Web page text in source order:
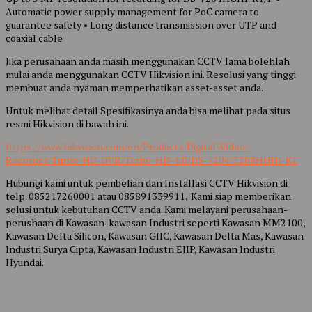
Automatic power supply management for PoC camera to
guarantee safety • Long distance transmission over UTP and
coaxial cable
Jika perusahaan anda masih menggunakan CCTV lama bolehlah
mulai anda menggunakan CCTV Hikvision ini. Resolusi yang tinggi
membuat anda nyaman memperhatikan asset-asset anda.
Untuk melihat detail Spesifikasinya anda bisa melihat pada situs
resmi Hikvision di bawah ini.
https://www.hikvision.com/en/Products/Digital-Video-
Recorder/Turbo-HD-DVR/Turbo-HD-4.0/DS-7204/7208HUHI-K1
Hubungi kami untuk pembelian dan Installasi CCTV Hikvision di
telp. 085217260001 atau 085891339911. Kami siap memberikan
solusi untuk kebutuhan CCTV anda. Kami melayani perusahaan-
perushaan di Kawasan-kawasan Industri seperti Kawasan MM2100,
Kawasan Delta Silicon, Kawasan GIIC, Kawasan Delta Mas, Kawasan
Industri Surya Cipta, Kawasan Industri EJIP, Kawasan Industri
Hyundai.